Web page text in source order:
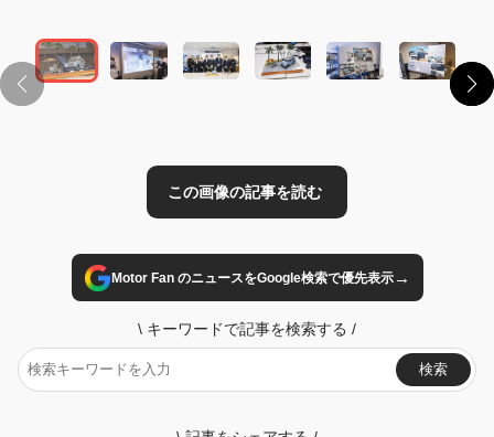
Motor Fan のニュースをGoogle検索で優先表示→
\ キーワードで記事を検索する /
検索